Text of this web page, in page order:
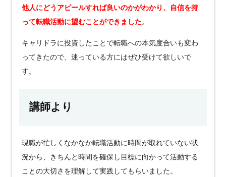
他人にどうアピールすれば良いのかがわかり、自信を持
って転職活動に望むことができました 。
キャリドラに投資したことで転職への本気度合いも変わ
ってきたので、迷っている方にはぜひ受けて欲しいで
す。
講師より
現職が忙しくなかなか転職活動に時間が取れていない状
況から、きちんと時間を確保し目標に向かって活動する
ことの大切さを理解して実践してもらいました。